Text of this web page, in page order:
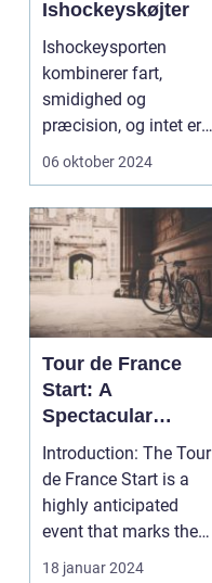
Ishockeyskøjter
Ishockeysporten
kombinerer fart,
smidighed og
præcision, og intet er
mere afgørende for...
06 oktober 2024
Tour de France
Start: A
Spectacular
Showcase of
Cycling Excellence
Introduction: The Tour
de France Start is a
highly anticipated
event that marks the
beginning of the...
18 januar 2024